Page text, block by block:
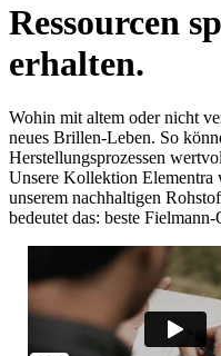
Ressourcen
erhalten.
Wohin mit altem oder nicht
neues Brillen-Leben. So
Herstellungsprozessen
Unsere Kollektion Elementra
unserem nachhaltigen
bedeutet das: beste